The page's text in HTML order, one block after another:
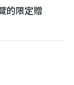
的限定贈